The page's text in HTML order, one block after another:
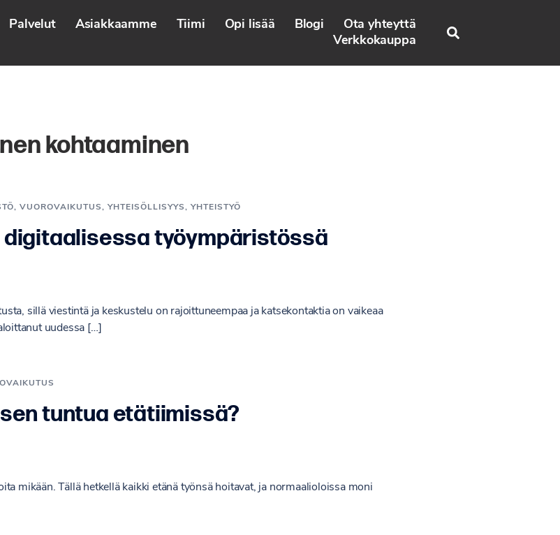
Palvelut Asiakkaamme Tiimi Opi lisää Blogi
Ota yhteyttä
Verkkokauppa
Search
kohtaaminen
, VUOROVAIKUTUS, YHTEISÖLLISYYS, YHTEISTYÖ
työympäristössä
sillä viestintä ja keskustelu on rajoittuneempaa ja katsekontaktia on vaikeaa
uudessa […]
tuntua etätiimissä?
mikään. Tällä hetkellä kaikki etänä työnsä hoitavat, ja normaalioloissa moni